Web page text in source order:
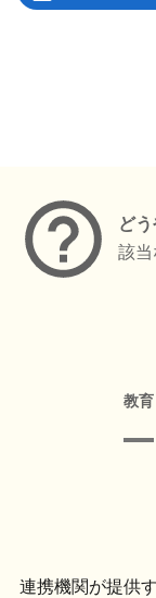
ど
該当
教育
連携機関が提供